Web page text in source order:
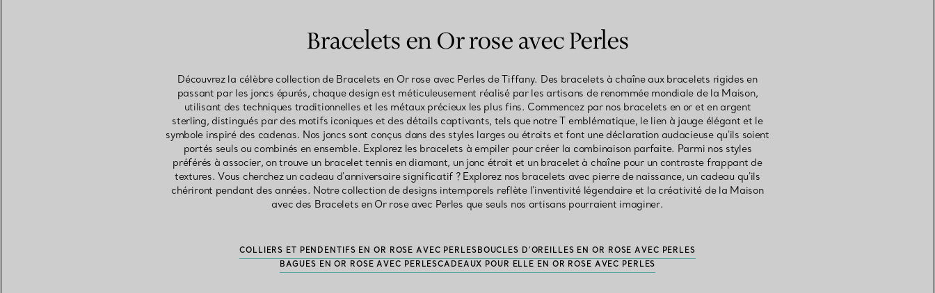
Bracelets en Or rose avec Perles
Découvrez la célèbre collection de Bracelets en Or rose avec Perles de Tiffany. Des bracelets à chaîne aux bracelets rigides en
passant par les joncs épurés, chaque design est méticuleusement réalisé par les artisans de renommée mondiale de la Maison,
utilisant des techniques traditionnelles et les métaux précieux les plus fins. Commencez par nos bracelets en or et en argent
sterling, distingués par des motifs iconiques et des détails captivants, tels que notre T emblématique, le lien à jauge élégant et le
symbole inspiré des cadenas. Nos joncs sont conçus dans des styles larges ou étroits et font une déclaration audacieuse qu'ils soient
portés seuls ou combinés en ensemble. Explorez les bracelets à empiler pour créer la combinaison parfaite. Parmi nos styles
préférés à associer, on trouve un bracelet tennis en diamant, un jonc étroit et un bracelet à chaîne pour un contraste frappant de
textures. Vous cherchez un cadeau d'anniversaire significatif ? Explorez nos bracelets avec pierre de naissance, un cadeau qu'ils
chériront pendant des années. Notre collection de designs intemporels reflète l'inventivité légendaire et la créativité de la Maison
avec des Bracelets en Or rose avec Perles que seuls nos artisans pourraient imaginer.
COLLIERS ET PENDENTIFS EN OR ROSE AVEC PERLES BOUCLES D’OREILLES EN OR ROSE AVEC PERLES
BAGUES EN OR ROSE AVEC PERLESCADEAUX POUR ELLE EN OR ROSE AVEC PERLES